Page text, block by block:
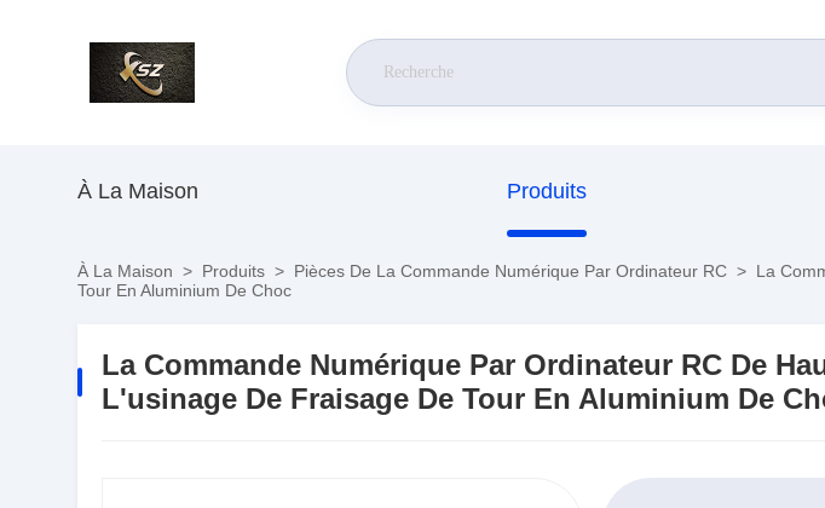
À La Maison Produits
À La Maison > Produits > Pièces De La Commande Numérique Par Ordinateur RC > La
Tour En Aluminium De Choc
La Commande Numérique Par Ordinateur RC De
L'usinage De Fraisage De Tour En Aluminium De